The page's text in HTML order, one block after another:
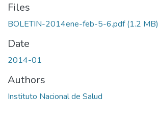
Files
BOLETIN-2014ene-feb-5-6.pdf(1.2 MB)
Date
2014-01
Authors
Instituto Nacional de Salud